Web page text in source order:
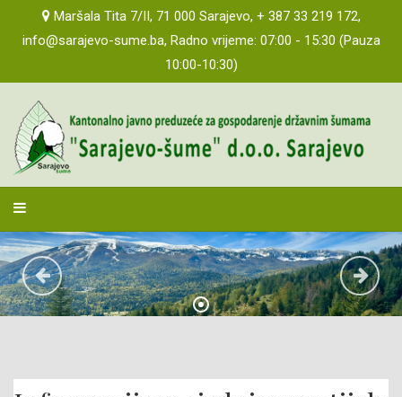
Maršala Tita 7/II, 71 000 Sarajevo, + 387 33 219 172,
info@sarajevo-sume.ba, Radno vrijeme: 07:00 - 15:30 (Pauza
10:00-10:30)